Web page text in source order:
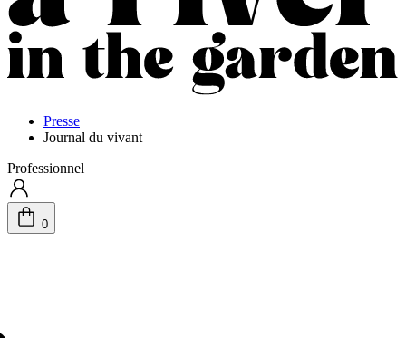
Presse
Journal du vivant
Professionnel
0